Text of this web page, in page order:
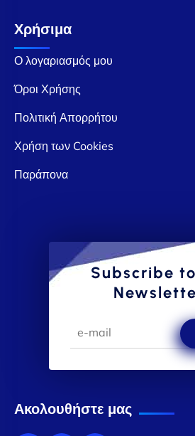
Χρήσιμα
Ο λογαριασμός μου
Όροι Χρήσης
Πολιτική Απορρήτου
Χρήση των Cookies
Παράπονα
Subscribe
Ακολουθήστε μας